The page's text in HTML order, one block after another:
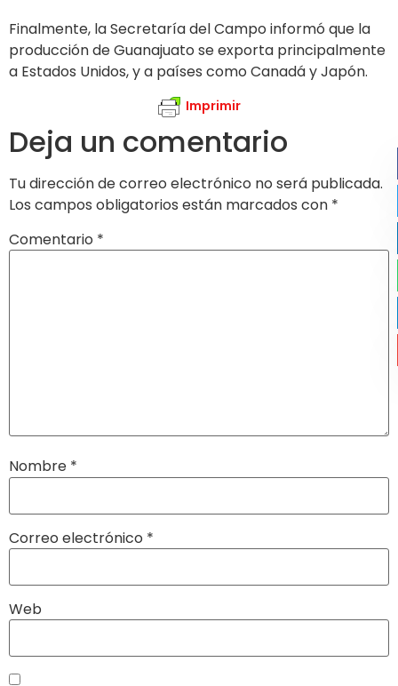
Finalmente, la Secretaría del Campo informó que la
producción de Guanajuato se exporta principalmente
a Estados Unidos, y a países como Canadá y Japón.
Imprimir
Deja un comentario
Tu dirección de correo electrónico no será publicada.
Los campos obligatorios están marcados con *
Comentario *
Nombre *
Correo electrónico *
Web